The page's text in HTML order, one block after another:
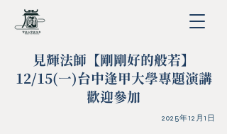
見輝法師【剛剛好的般若】
12/15(一)台中逢甲大學專題演講
歡迎參加
2025年12月1日